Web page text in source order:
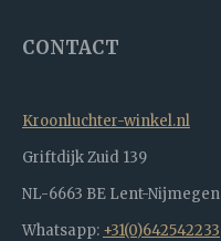
CONTACT
Kroonluchter-winkel.nl
Griftdijk Zuid 139
NL-6663 BE Lent-Nijmegen
Whatsapp: +31(0)642542233